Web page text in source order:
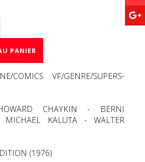
PANIER
COMICS VF/GENRE/SUPERS-
CHAYKIN - BERNI
MICHAEL KALUTA - WALTER
(1976)